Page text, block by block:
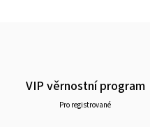
VIP věrnostní program
Pro registrované